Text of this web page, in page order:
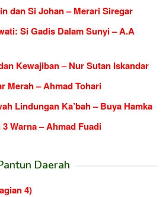
dan Si Johan – Merari Siregar
Si Gadis Dalam Sunyi – A.A
Kewajiban – Nur Sutan Iskandar
Merah – Ahmad Tohari
Lindungan Ka’bah – Buya Hamka
Warna – Ahmad Fuadi
Daerah
4)